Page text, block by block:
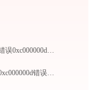
WPS Office错误报告transerr.exe应用程序错误0xc000000d解决方法
WPS Office错误报告打开transerr.exe提示0xc000000d错误码怎么办